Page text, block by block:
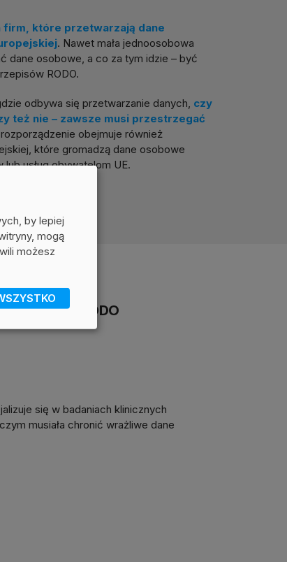
firm, które przetwarzają dane
. Nawet mała jednoosobowa
dane osobowe, a co za tym idzie – być
RODO.
odbywa się przetwarzanie danych, czy
też nie – zawsze musi przestrzegać
obejmuje również
które gromadzą dane osobowe
usług obywatelom UE.
z RODO
się w badaniach klinicznych
musiała chronić wrażliwe dane
by lepiej
mogą
możesz